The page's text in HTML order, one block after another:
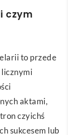
czym
to przede
licznymi
aktami,
czyichś
sukcesem lub